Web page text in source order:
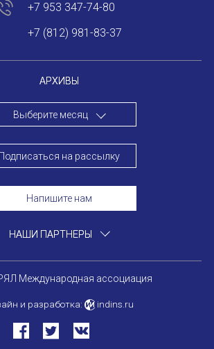
АРХИВЫ
Выберите месяц
на рассылку
Напишите нам
+7 953 347-74-80
+7 (812) 981-83-37
НАШИ ПАРТНЕРЫ
Международная ассоциация
и разработка: indins.ru